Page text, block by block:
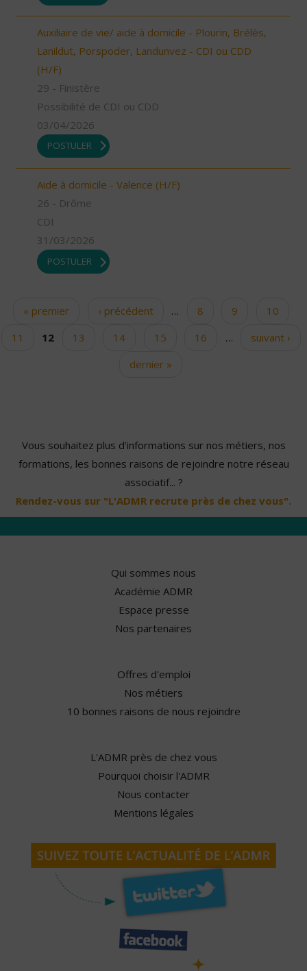
Auxiliaire de vie/ aide à domicile - Plourin, Brélès,
Lanildut, Porspoder, Landunvez - CDI ou CDD
(H/F)
29 - Finistère
Possibilité de CDI ou CDD
03/04/2026
POSTULER
Aide à domicile - Valence (H/F)
26 - Drôme
CDI
31/03/2026
POSTULER
Pages« premier ‹ précédent … 8 9
10
11
12 13 14 15 16 …
suivant ›
dernier »
Vous souhaitez plus d'informations sur nos métiers, nos
formations, les bonnes raisons de rejoindre notre réseau
associatif... ?
Rendez-vous sur "L'ADMR recrute près de chez vous".
Qui sommes nous
Académie ADMR
Espace presse
Nos partenaires
Offres d'emploi
Nos métiers
10 bonnes raisons de nous rejoindre
L'ADMR près de chez vous
Pourquoi choisir l'ADMR
Nous contacter
Mentions légales